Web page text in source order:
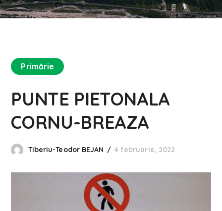
Primărie
PUNTE PIETONALA
CORNU-BREAZA
Tiberiu-Teodor BEJAN 4 februarie, 2022